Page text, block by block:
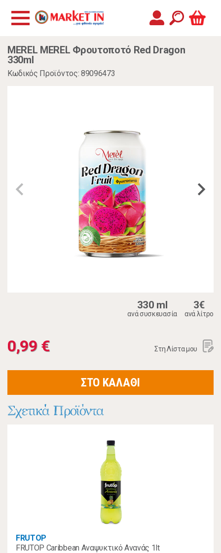
MEREL MEREL Φρουτοποτό Red Dragon
330ml
Κωδικός Προϊόντος: 89096473
330 ml
ανά συσκευασία
3€
ανά λίτρο
0,99 € Στη Λίστα μου
ΣΤΟ ΚΑΛΑΘΙ
Σχετικά Προϊόντα
FRUTOP
FRUTOP Caribbean Αναψυκτικό Ανανάς 1lt